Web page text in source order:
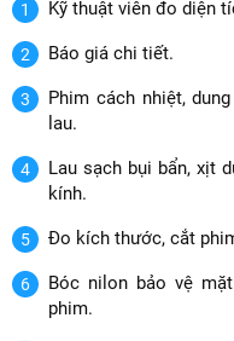
Kỹ thuật viên đo diện
Báo giá chi tiết.
Phim cách nhiệt,
lau.
Lau sạch bụi bẩn, xịt
kính.
Đo kích thước, cắt
Bóc nilon bảo vệ
phim.